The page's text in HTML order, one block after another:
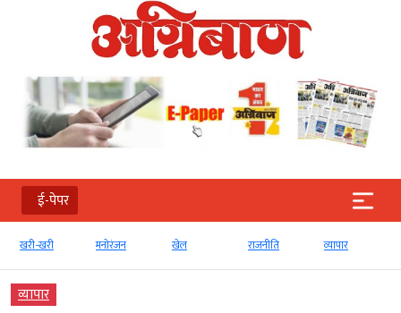
ई-पेपर
खरी-खरी मनोरंजन खेल राजनीति व्‍यापार
व्‍यापार